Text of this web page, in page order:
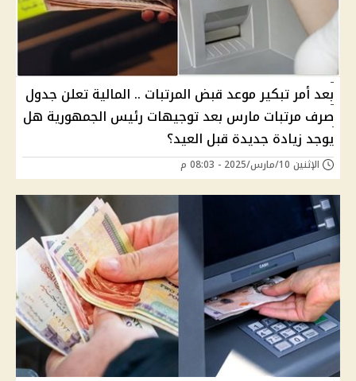
بعد أمر تبكير موعد قبض المرتبات .. المالية تعلن جدول
صرف مرتبات مارس بعد توجيهات رئيس الجمهورية هل
يوجد زيادة جديدة قبل العيد؟
الإثنين 10/مارس/2025 - 08:03 م